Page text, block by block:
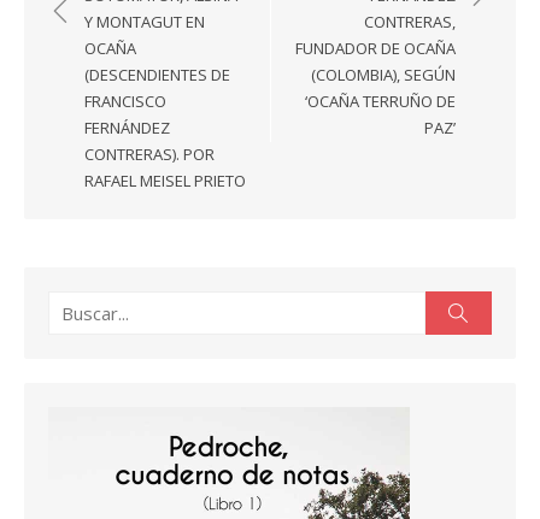
Y MONTAGUT EN
OCAÑA
(DESCENDIENTES DE
FRANCISCO
FERNÁNDEZ
CONTRERAS). POR
RAFAEL MEISEL PRIETO
CONTRERAS,
FUNDADOR DE OCAÑA
(COLOMBIA), SEGÚN
‘OCAÑA TERRUÑO DE
PAZ’
Buscar: